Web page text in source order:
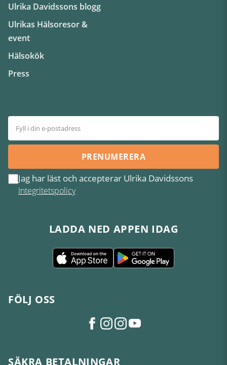
Ulrika Davidssons blogg
Ulrikas Hälsoresor &
event
Hälsokök
Press
PRENUMERERA
Jag har läst och accepterar Ulrika Davidssons
Integritetspolicy
LADDA NED APPEN IDAG
FÖLJ OSS
SÄKRA BETALNINGAR